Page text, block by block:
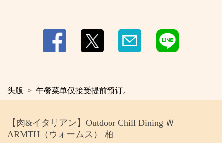
头版 午餐菜单仅接受提前预订。
【肉&イタリアン】Outdoor Chill Dining Ｗ
ARMTH（ウォームス） 柏